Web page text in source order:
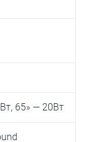
65» — 20Вт